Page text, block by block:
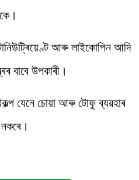
আৰু লাইকোপিন আদি
বাবে উপকাৰী।
যেনে চোয়া আৰু টোফু ব্যৱহাৰ